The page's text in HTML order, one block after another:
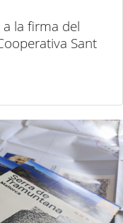
la firma del
Sant